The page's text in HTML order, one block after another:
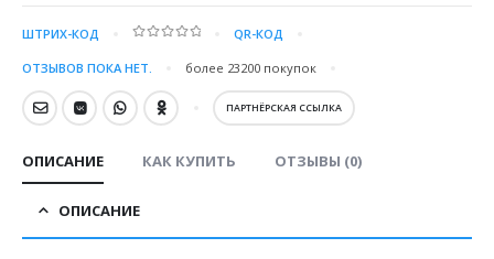
ШТРИХ-КОД QR-КОД
ОТЗЫВОВ ПОКА НЕТ. более 23200 покупок
ПАРТНЁРСКАЯ ССЫЛКА
ОПИСАНИЕ КАК КУПИТЬ ОТЗЫВЫ (0)
ОПИСАНИЕ